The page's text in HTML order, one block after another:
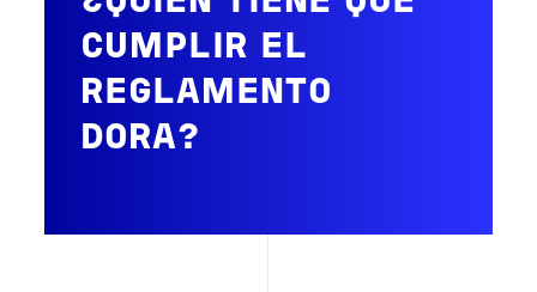
CUMPLIR EL
REGLAMENTO
DORA?